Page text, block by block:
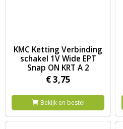
KMC Ketting Verbinding
schakel 1V Wide EPT
Snap ON KRT A 2
€3,75
Bekijk en bestel